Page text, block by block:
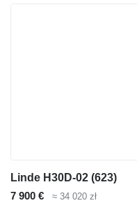
Linde H30D-02 (623)
7 900 €
≈ 34 020 zł